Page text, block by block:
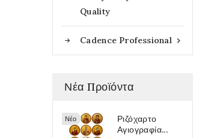
Quality

Cadence Professional
Νέα Προϊόντα
Νέο
Ριζόχαρτο
Αγιογραφία...